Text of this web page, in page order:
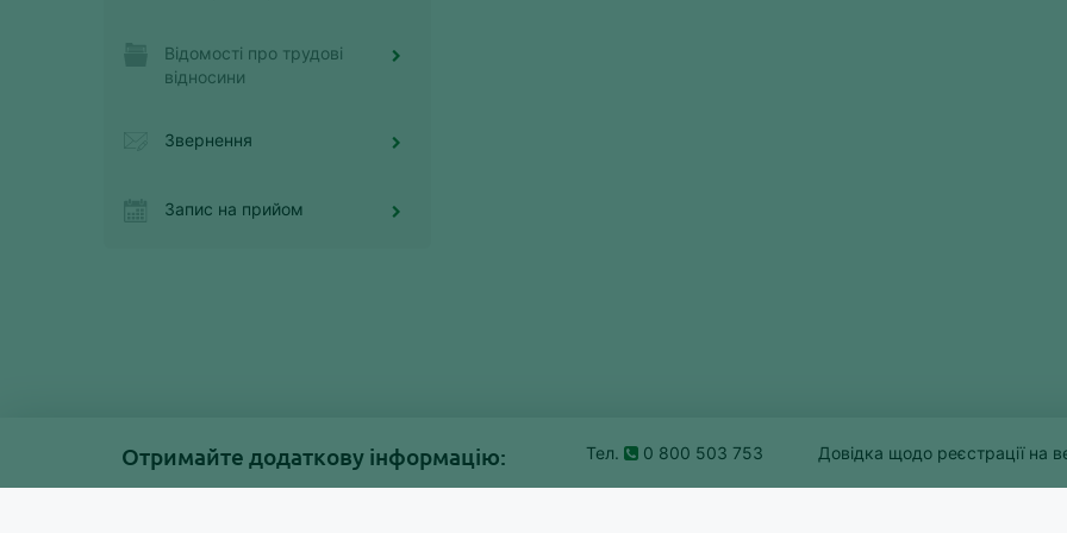
Відомості про трудові
відносини
Звернення
Запис на прийом
Отримайте додаткову інформацію: Тел. 0 800 503 753 Довідка щодо реєстрації на